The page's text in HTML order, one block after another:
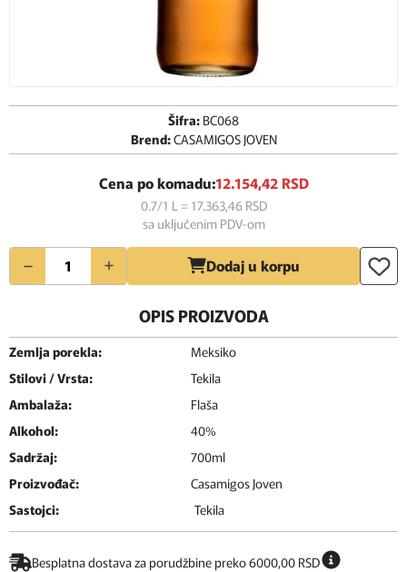
Šifra: BC068
Brend:CASAMIGOS JOVEN
Cena po komadu:12.154,42 RSD
0.7/1 L = 17.363,46 RSD
sa uključenim PDV-om
Količina Dodaj u korpu
OPIS PROIZVODA
Zemlja porekla:
Meksiko
Stilovi / Vrsta:
Tekila
Ambalaža:
Flaša
Alkohol:
40%
Sadržaj:
700ml
Proizvođač:
Casamigos Joven
Sastojci:
Tekila
Besplatna dostava za porudžbine preko 6000,00 RSD